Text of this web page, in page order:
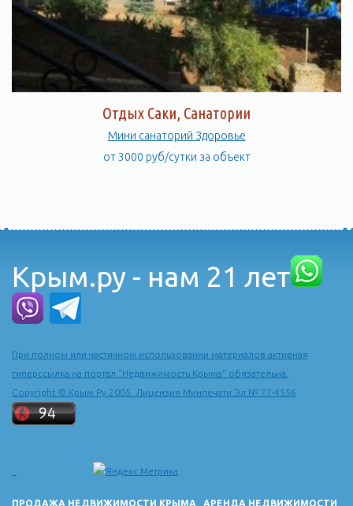
Отдых Саки, Санатории
Мини санаторий Здоровье
от 3000 руб/сутки за объект
Крым.ру - нам 21 лет
При полном или частичном использовании материалов активная
гиперссылка на портал "Недвижимость Крыма" обязательна.
Copyright © Крым.Ру 2005. Лицензия Минпечати Эл № 77-4556
ПРОДАЖА НЕДВИЖИМОСТИ КРЫМА АРЕНДА НЕДВИЖИМОСТИ